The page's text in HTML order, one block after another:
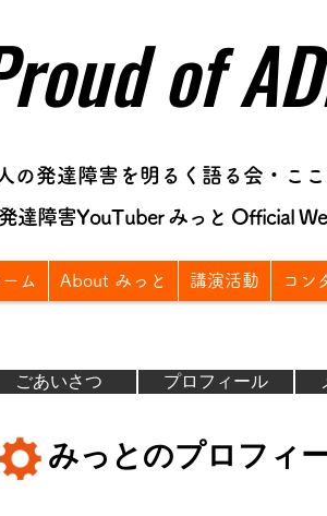
of
の発達障害を明るく語る会・こ
達障害YouTuber みっと Official
ム About みっと 講演活動 コン
みっとのプロフィ
ごあいさつ プロフィール